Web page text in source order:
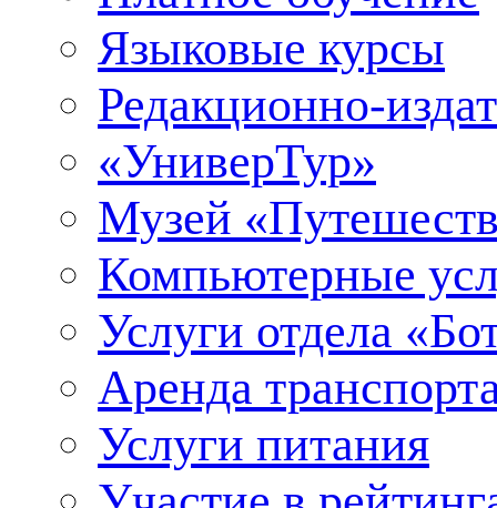
Языковые курсы
Редакционно-
«УниверТур»
Музей
Компьютерные
Услуги отдела
Аренда
Услуги питания